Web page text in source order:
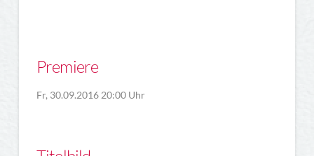
Premiere
Fr, 30.09.2016 20:00 Uhr